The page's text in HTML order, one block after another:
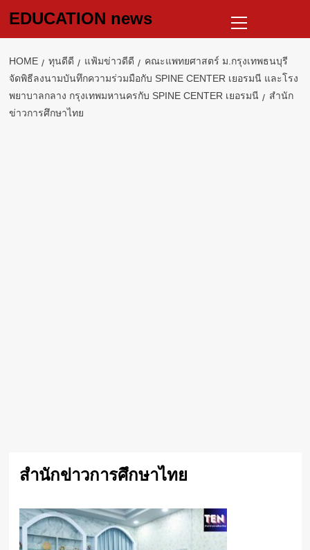
EDUCATION news
Menu
HOME ทุนดีดี แฟ้มข่าวดีดี
คณะแพทยศาสตร์ ม.กรุงเทพธนบุรี
จัดพิธีลงนามบันทึกความร่วมมือกับ SPINE CENTER เยอรมนี และโรง
พยาบาลกลาง กรุงเทพมหานครกับ SPINE CENTER เยอรมนี
สำนัก
ข่าวการศึกษาไทย
สำนักข่าวการศึกษาไทย